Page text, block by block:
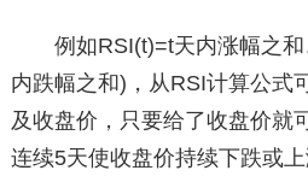
例如RSI(t)=t天内涨幅之和
内跌幅之和)，从RSI计算公式
及收盘价，只要给了收盘价就
连续5天使收盘价持续下跌或